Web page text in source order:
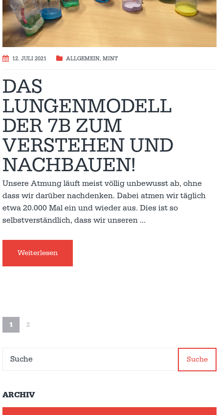
12. JULI 2021 ALLGEMEIN, MINT
DAS
LUNGENMODELL
DER 7B ZUM
VERSTEHEN UND
NACHBAUEN!
Unsere Atmung läuft meist völlig unbewusst ab, ohne
dass wir darüber nachdenken. Dabei atmen wir täglich
etwa 20.000 Mal ein und wieder aus. Dies ist so
selbstverständlich, dass wir unseren …
Weiterlesen
1 2
Suche
ARCHIV